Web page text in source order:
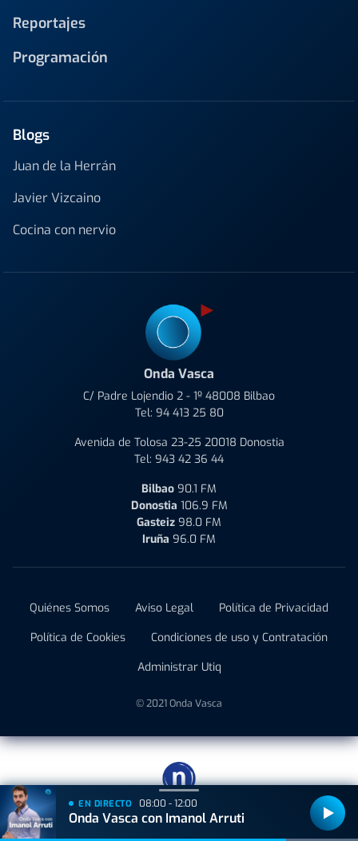
Reportajes
Programación
Blogs
Juan de la Herrán
Javier Vizcaino
Cocina con nervio
Onda Vasca
C/ Padre Lojendio 2 - 1º 48008 Bilbao
Tel: 94 413 25 80
Avenida de Tolosa 23-25 20018 Donostia
Tel: 943 42 36 44
Bilbao 90.1 FM
Donostia 106.9 FM
Gasteiz 98.0 FM
Iruña 96.0 FM
Quiénes Somos Aviso Legal
Política de Privacidad
Política de Cookies
Condiciones de uso y Contratación
Administrar Utiq
© 2021 Onda Vasca
EN DIRECTO 08:00 - 12:00
Onda Vasca con Imanol Arruti